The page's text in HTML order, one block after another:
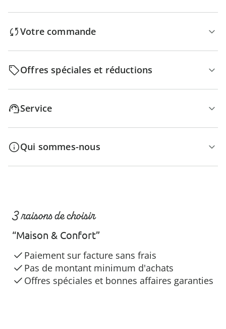
Votre commande
Offres spéciales et réductions
Service
Qui sommes-nous
3 raisons de choisir
“Maison & Confort”
Paiement sur facture sans frais
Pas de montant minimum d'achats
Offres spéciales et bonnes affaires garanties